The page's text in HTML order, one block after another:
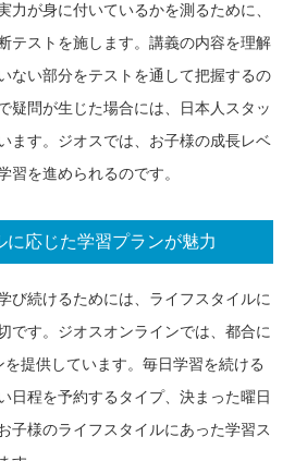
力が身に付いているかを測るために、
テストを施します。講義の内容を理解
ない部分をテストを通して把握するの
疑問が生じた場合には、日本人スタッ
ます。ジオスでは、お子様の成長レベ
習を進められるのです。
に応じた学習プランが魅力
び続けるためには、ライフスタイルに
です。ジオスオンラインでは、都合に
提供しています。毎日学習を続ける
日程を予約するタイプ、決まった曜日
子様のライフスタイルにあった学習ス